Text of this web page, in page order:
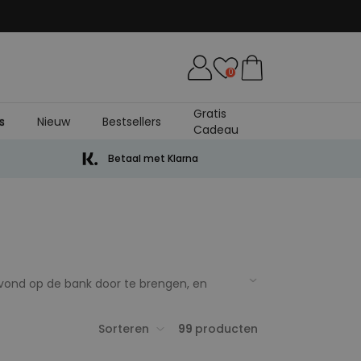
0
Nieuw Bestsellers
Gratis
Cadeau
Betaal met Klarna
op de bank door te brengen, en
allemaal speciaal voor jouw leukste
Sorteren 99 producten